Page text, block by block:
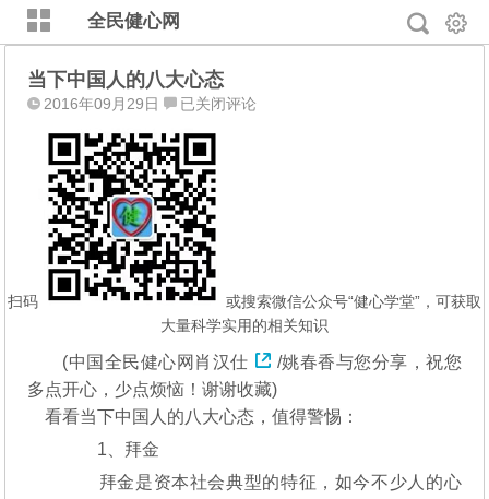
全民健心网
当下中国人的八大心态
2016年09月29日
当
中
国
人
的
八
大
心
态
已关闭评论
扫码
或搜索微信公众号“健心学堂”，可获取
大量科学实用的相关知识
(中国全民健心网 肖汉仕
/姚春香与您分享，祝您
多点开心，少点烦恼！谢谢收藏)
看看当下中国人的八大心态，值得警惕：
1、拜金
拜金是资本社会典型的特征，如今不少人的心